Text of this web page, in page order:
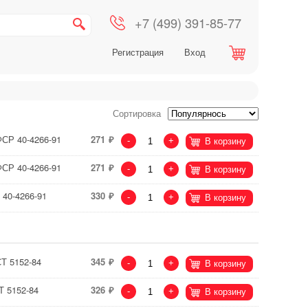
+7 (499) 391-85-77
Регистрация Вход
Сортировка
40-4266-91
271 - + В корзину
40-4266-91 271 - + В корзину
4266-91 330 - + В корзину
5152-84 345 - + В корзину
5152-84 326 - + В корзину